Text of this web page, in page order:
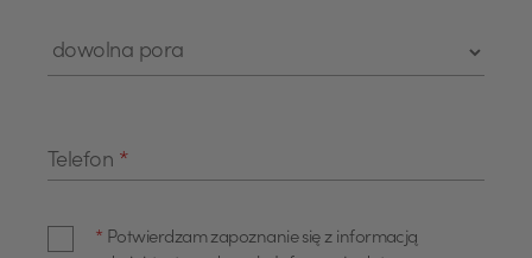
Telefon *
* Potwierdzam zapoznanie się z informacją